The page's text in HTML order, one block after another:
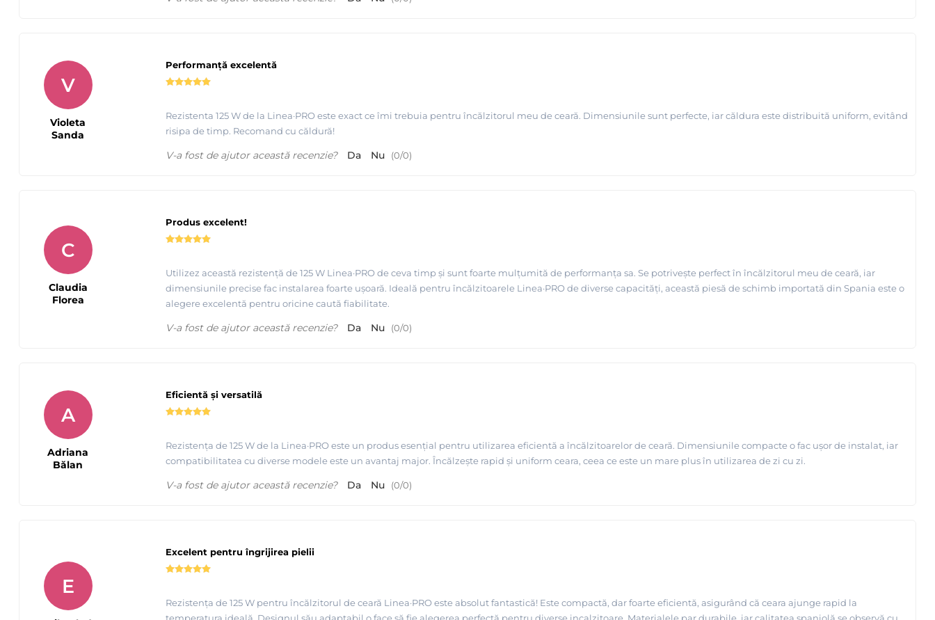
Performanță excelentă
Rezistenta 125 W de la Linea·PRO este exact ce îmi trebuia pentru încălzitorul meu de ceară. Dimensiunile sunt perfecte, iar căldura este distribuită uniform, evitând
risipa de timp. Recomand cu căldură!
V
Violeta
Sanda
V-a fost de ajutor această recenzie?
Da Nu (0/0)
Produs excelent!
Utilizez această rezistență de 125 W Linea·PRO de ceva timp și sunt foarte mulțumită de performanța sa. Se potrivește perfect în încălzitorul meu de ceară, iar
dimensiunile precise fac instalarea foarte ușoară. Ideală pentru încălzitoarele Linea·PRO de diverse capacități, această piesă de schimb importată din Spania este o
alegere excelentă pentru oricine caută fiabilitate.
C
Claudia
Florea
V-a fost de ajutor această recenzie? Da Nu (0/0)
Eficientă și versatilă
Rezistența de 125 W de la Linea·PRO este un produs esențial pentru utilizarea eficientă a încălzitoarelor de ceară. Dimensiunile compacte o fac ușor de instalat, iar
compatibilitatea cu diverse modele este un avantaj major. Încălzește rapid și uniform ceara, ceea ce este un mare plus în utilizarea de zi cu zi.
A
Adriana
Bălan
V-a fost de ajutor această recenzie?
Da Nu (0/0)
Excelent pentru îngrijirea pielii
Rezistența de 125 W pentru încălzitorul de ceară Linea·PRO este absolut fantastică! Este compactă, dar foarte eficientă, asigurând că ceara ajunge rapid la
E